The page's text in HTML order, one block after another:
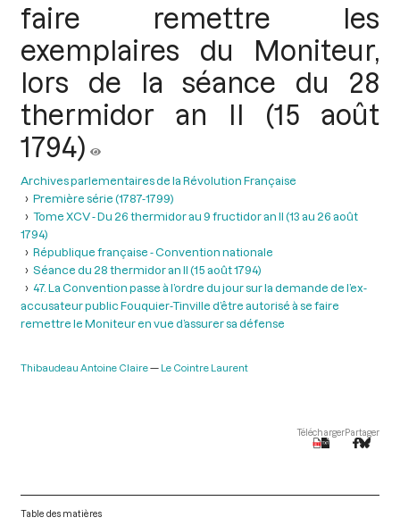
faire remettre les
exemplaires du Moniteur,
lors de la séance du 28
thermidor an II (15 août
1794)
Archives parlementaires de la Révolution Française
Première série (1787-1799)
Tome XCV - Du 26 thermidor au 9 fructidor an II (13 au 26 août
1794)
République française - Convention nationale
Séance du 28 thermidor an II (15 août 1794)
47. La Convention passe à l’ordre du jour sur la demande de l’ex-
accusateur public Fouquier-Tinville d’être autorisé à se faire
remettre le Moniteur en vue d’assurer sa défense
Thibaudeau Antoine Claire Le Cointre Laurent
TéléchargerPartager
Table des matières